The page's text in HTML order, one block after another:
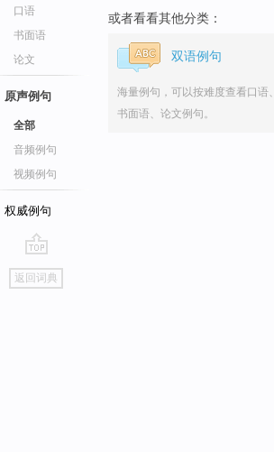
口语
书面语
论文
原声例句
全部
音频例句
视频例句
权威例句
go
top
返回词典
或者看看其他分类：
双语例句
海量例句，可以按难度查看口语、
书面语、论文例句。